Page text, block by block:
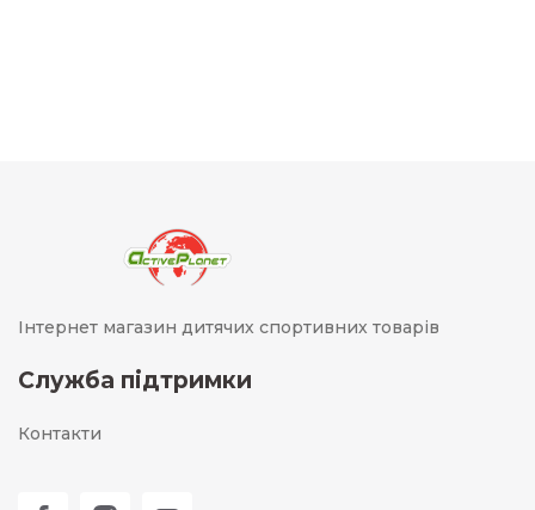
Інтернет магазин дитячих спортивних товарів
Служба підтримки
Контакти